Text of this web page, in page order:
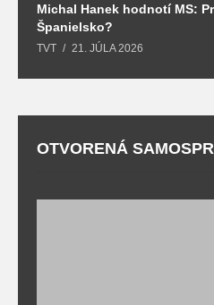
Michal Hanek hodnotí MS:
Španielsko?
TVT 21. JÚLA 2026
OTVORENÁ